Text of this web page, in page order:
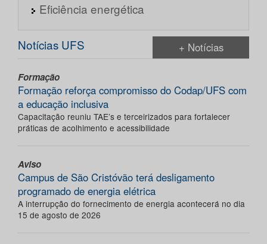
Eficiência energética
Notícias UFS + Notícias
Formação
Formação reforça compromisso do Codap/UFS com
a educação inclusiva
Capacitação reuniu TAE’s e terceirizados para fortalecer
práticas de acolhimento e acessibilidade
Aviso
Campus de São Cristóvão terá desligamento
programado de energia elétrica
A interrupção do fornecimento de energia acontecerá no dia
15 de agosto de 2026